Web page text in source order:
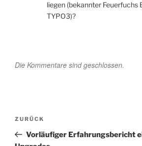
liegen (bekannter Feuerfuchs
TYPO3)?
Die Kommentare sind geschlossen.
Beitragsnavigation
Vorheriger
Beitrag
ZURÜCK
Vorläufiger Erfahrungsbericht